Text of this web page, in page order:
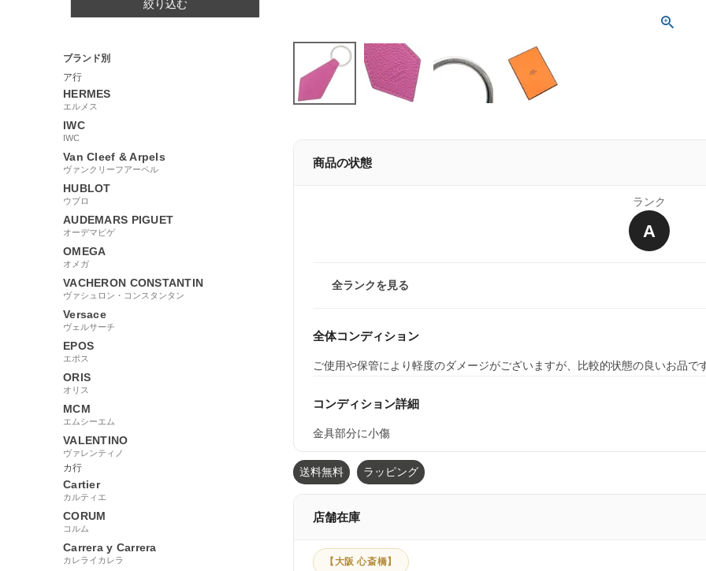
絞り込む
ブランド別
ア行
HERMES
エルメス
IWC
IWC
Van Cleef & Arpels
ヴァンクリーフアーペル
HUBLOT
ウブロ
AUDEMARS PIGUET
オーデマピゲ
OMEGA
オメガ
VACHERON CONSTANTIN
ヴァシュロン・コンスタンタン
Versace
ヴェルサーチ
EPOS
エポス
ORIS
オリス
MCM
エムシーエム
VALENTINO
ヴァレンティノ
カ行
Cartier
カルティエ
CORUM
コルム
Carrera y Carrera
カレライカレラ
商品の状態
ランク
A
全ランクを見る
全体コンディション
ご使用や保管により軽度のダメージがございますが、比較的状態の良いお品
コンディション詳細
金具部分に小傷
送料無料 ラッピング
店舗在庫
【大阪 心斎橋】